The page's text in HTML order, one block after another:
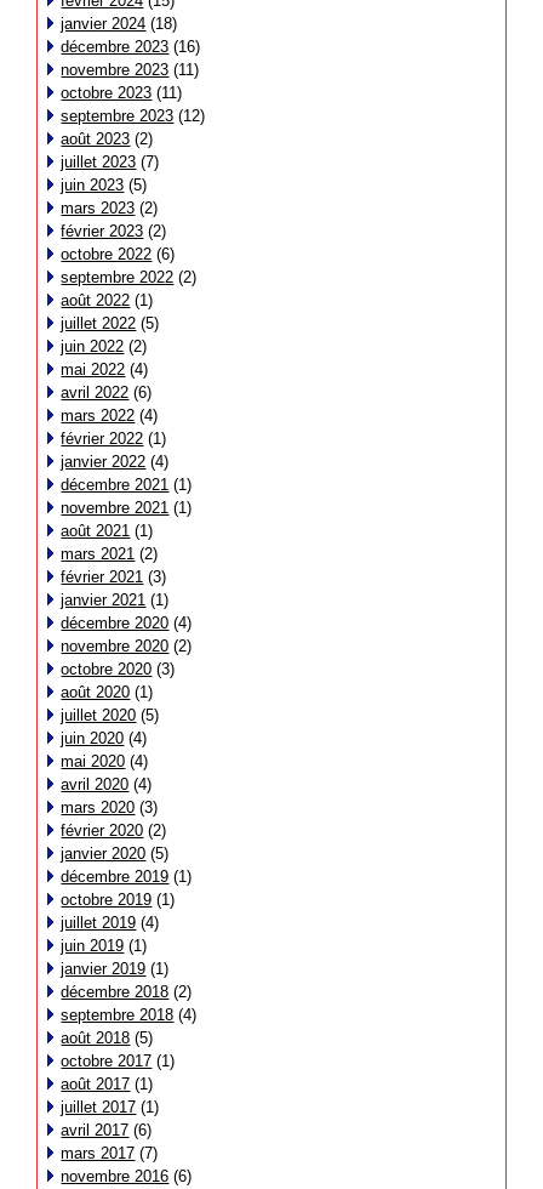
janvier 2024 (18)
décembre 2023 (16)
novembre 2023 (11)
octobre 2023 (11)
septembre 2023 (12)
août 2023 (2)
juillet 2023 (7)
juin 2023 (5)
mars 2023 (2)
février 2023 (2)
octobre 2022 (6)
septembre 2022 (2)
août 2022 (1)
juillet 2022 (5)
juin 2022 (2)
mai 2022 (4)
avril 2022 (6)
mars 2022 (4)
février 2022 (1)
janvier 2022 (4)
décembre 2021 (1)
novembre 2021 (1)
août 2021 (1)
mars 2021 (2)
février 2021 (3)
janvier 2021 (1)
décembre 2020 (4)
novembre 2020 (2)
octobre 2020 (3)
août 2020 (1)
juillet 2020 (5)
juin 2020 (4)
mai 2020 (4)
avril 2020 (4)
mars 2020 (3)
février 2020 (2)
janvier 2020 (5)
décembre 2019 (1)
octobre 2019 (1)
juillet 2019 (4)
juin 2019 (1)
janvier 2019 (1)
décembre 2018 (2)
septembre 2018 (4)
août 2018 (5)
octobre 2017 (1)
août 2017 (1)
juillet 2017 (1)
avril 2017 (6)
mars 2017 (7)
novembre 2016 (6)